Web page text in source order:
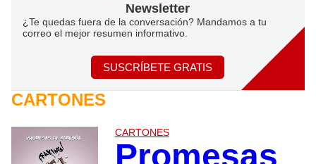
Newsletter
¿Te quedas fuera de la conversación? Mandamos a tu
correo el mejor resumen informativo.
SUSCRÍBETE GRATIS
CARTONES
CARTONES
Promesas